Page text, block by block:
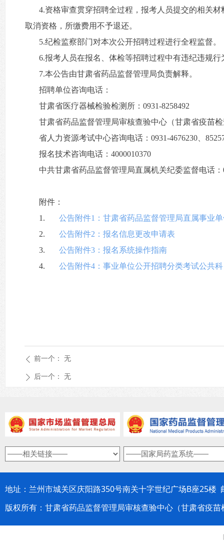
4.资格审查贯穿招聘全过程，报考人员提交的相关
取消资格，所缴费用不予退还。
5.纪检监察部门对本次公开招聘过程进行全程监督。
6.报考人员在报名、体检等招聘过程中有违纪违规
7.本公告由甘肃省药品监督管理局负责解释。
招聘单位咨询电话：
甘肃省医疗器械检验检测所：0931-8258492
甘肃省药品监督管理局审核查验中心（甘肃省疫苗检
省人力资源考试中心咨询电话：0931-4676230、
报名技术咨询电话：4000010370
中共甘肃省药品监督管理局直属机关纪委监督电话：
附件：
1.
公告附件1：甘肃省药品监督管理局直属事业
2.
公告附件2：报名信息更改申请表
3.
公告附件3：报名系统操作指南
4.
公告附件4：事业单位公开招聘分类考试公共
ꄴ 前一个： 无
ꄲ 后一个： 无
地址：兰州市城关区庆阳路350号南关十字世纪广场B座25
版权所有：甘肃省药品监督管理局审核查验中心（甘肃省疫